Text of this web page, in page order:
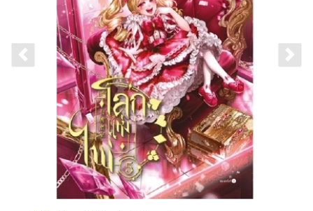
Previous slide